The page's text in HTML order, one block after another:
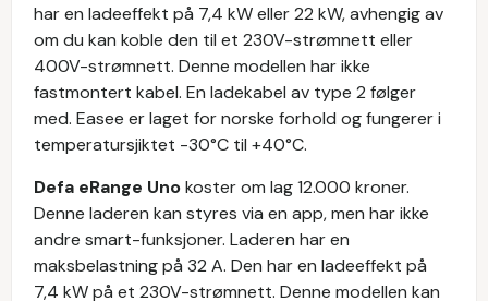
har en ladeeffekt på 7,4 kW eller 22 kW, avhengig av
om du kan koble den til et 230V-strømnett eller
400V-strømnett. Denne modellen har ikke
fastmontert kabel. En ladekabel av type 2 følger
med. Easee er laget for norske forhold og fungerer i
temperatursjiktet -30°C til +40°C.
Defa eRange Unokoster om lag 12.000 kroner.
Denne laderen kan styres via en app, men har ikke
andre smart-funksjoner. Laderen har en
maksbelastning på 32 A. Den har en ladeeffekt på
7,4 kW på et 230V-strømnett. Denne modellen kan